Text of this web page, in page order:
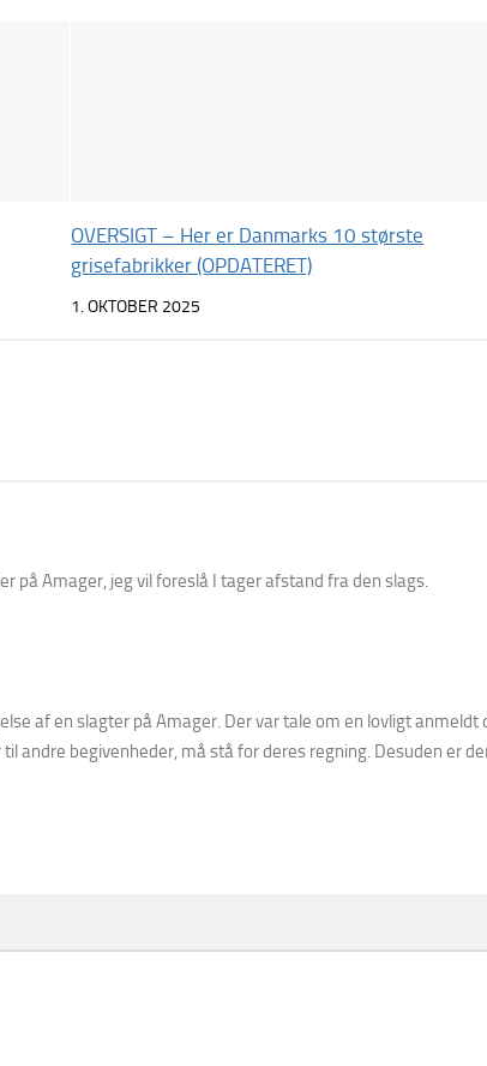
OVERSIGT – Her er Danmarks 10 største
grisefabrikker (OPDATERET)
1. OKTOBER 2025
på Amager, jeg vil foreslå I tager afstand fra den slags.
af en slagter på Amager. Der var tale om en lovligt
andre begivenheder, må stå for deres regning. Desuden er